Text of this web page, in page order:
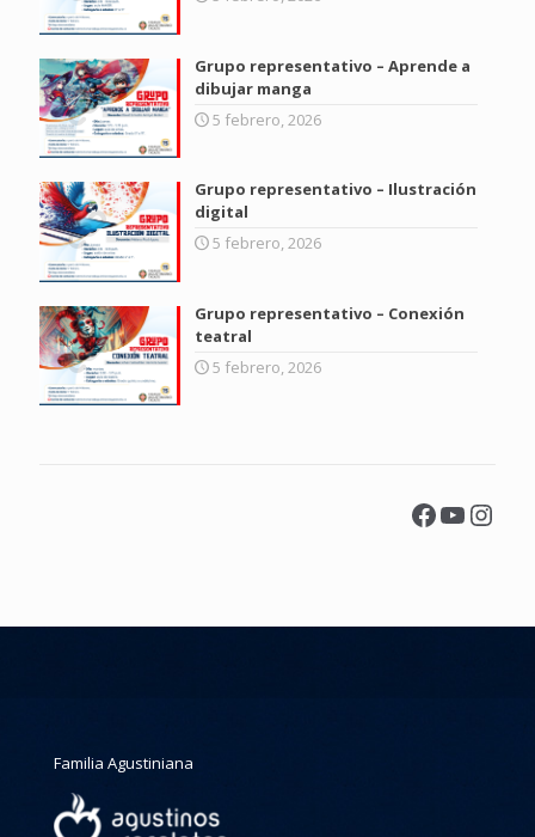
Grupo representativo – Aprende a
dibujar manga
5 febrero, 2026
Grupo representativo – Ilustración
digital
5 febrero, 2026
Grupo representativo – Conexión
teatral
5 febrero, 2026
Facebook
Familia Agustiniana